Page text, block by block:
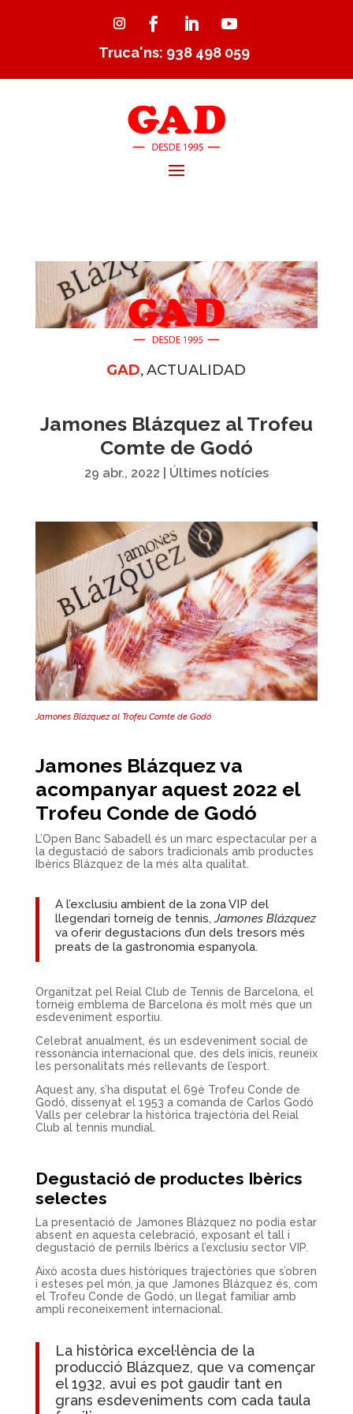
Truca'ns: 938 498 059
GAD,ACTUALIDAD
Jamones Blázquez al Trofeu
Comte de Godó
29 abr., 2022 Últimes notícies
Jamones Blázquez al Trofeu Comte de Godó
Jamones Blázquez va
acompanyar aquest 2022 el
Trofeu Conde de Godó
L’Open Banc Sabadell és un marc espectacular per a
la degustació de sabors tradicionals amb productes
Ibèrics Blázquez de la més alta qualitat.
A l’exclusiu ambient de la zona VIP del
llegendari torneig de tennis,Jamones Blázquez
va oferir degustacions d’un dels tresors més
preats de la gastronomia espanyola.
Organitzat pel Reial Club de Tennis de Barcelona, el
torneig emblema de Barcelona és molt més que un
esdeveniment esportiu.
Celebrat anualment, és un esdeveniment social de
ressonància internacional que, des dels inicis, reuneix
les personalitats més rellevants de l’esport.
Aquest any, s’ha disputat el 69è Trofeu Conde de
Godó, dissenyat el 1953 a comanda de Carlos Godó
Valls per celebrar la històrica trajectòria del Reial
Club al tennis mundial.
Degustació de productes Ibèrics
selectes
La presentació de Jamones Blázquez no podia estar
absent en aquesta celebració, exposant el tall i
degustació de pernils Ibèrics a l’exclusiu sector VIP.
Això acosta dues històriques trajectòries que s’obren
i esteses pel món, ja que Jamones Blázquez és, com
el Trofeu Conde de Godó, un llegat familiar amb
ampli reconeixement internacional.
La històrica excel·lència de la
producció Blázquez, que va començar
el 1932, avui es pot gaudir tant en
grans esdeveniments com cada taula